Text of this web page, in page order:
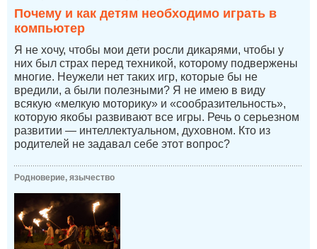
Почему и как детям необходимо играть в
компьютер
Я не хочу, чтобы мои дети росли дикарями, чтобы у
них был страх перед техникой, которому подвержены
многие. Неужели нет таких игр, которые бы не
вредили, а были полезными? Я не имею в виду
всякую «мелкую моторику» и «сообразительность»,
которую якобы развивают все игры. Речь о серьезном
развитии — интеллектуальном, духовном. Кто из
родителей не задавал себе этот вопрос?
Родноверие, язычество